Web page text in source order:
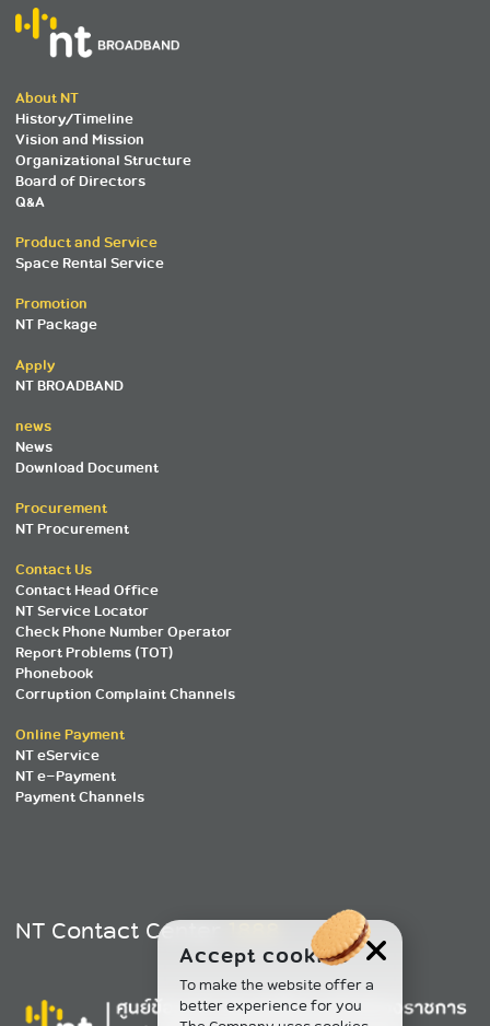
Accept cookies
To make the website offer a
better experience for you
About NT
History/Timeline
Vision and Mission
Organizational Structure
Board of Directors
Q&A
Product and Service
Space Rental Service
Promotion
NT Package
Apply
NT BROADBAND
news
News
Download Document
Procurement
NT Procurement
Contact Us
Contact Head Office
NT Service Locator
Check Phone Number Operator
Report Problems (TOT)
Phonebook
Corruption Complaint Channels
Online Payment
NT eService
NT e-Payment
Payment Channels
NT Contact Center1888